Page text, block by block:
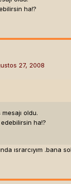
ha!?
27, 2008
oldu.
ha!?
ısrarcıyım .bana